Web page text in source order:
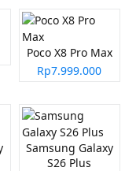
Poco X8 Pro Max
Rp7.999.000
Samsung Galaxy
S26 Plus